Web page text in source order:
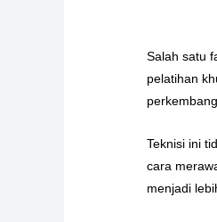
Salah satu
pelatihan
Teknisi ini
cara
menjadi